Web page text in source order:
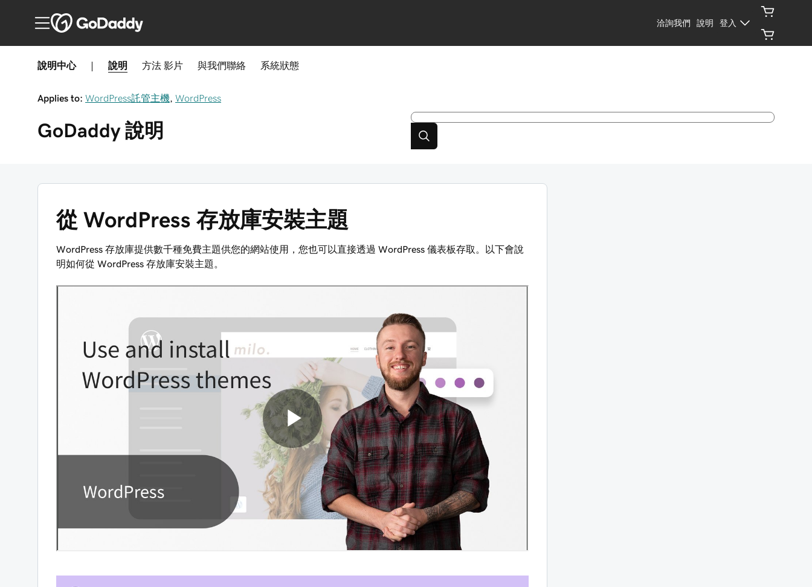
洽詢我們 說明 登入
說明中心 說明 方法 影片 與我們聯絡 系統狀態
Applies to: WordPress託管主機 WordPress
GoDaddy 說明
從 WordPress 存放庫安裝主題
WordPress 存放庫提供數千種免費主題供您的網站使用，您也可以直接透過 WordPress 儀表板存取。以下會說
明如何從 WordPress 存放庫安裝主題。